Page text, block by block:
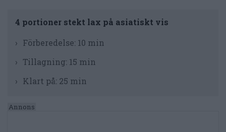
4 portioner stekt lax på asiatiskt vis
Förberedelse: 10 min
Tillagning: 15 min
Klart på: 25 min